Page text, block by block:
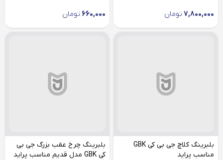
7,800,000 تومان 660,000 تومان
بلبرینگ کلاچ جی بی کی GBK
مناسب پراید
بلبرینگ چرخ عقب بزرگ جی بی
کی GBK مدل قدیم مناسب پراید